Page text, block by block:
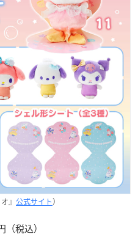
』 公式サイト）
税込）